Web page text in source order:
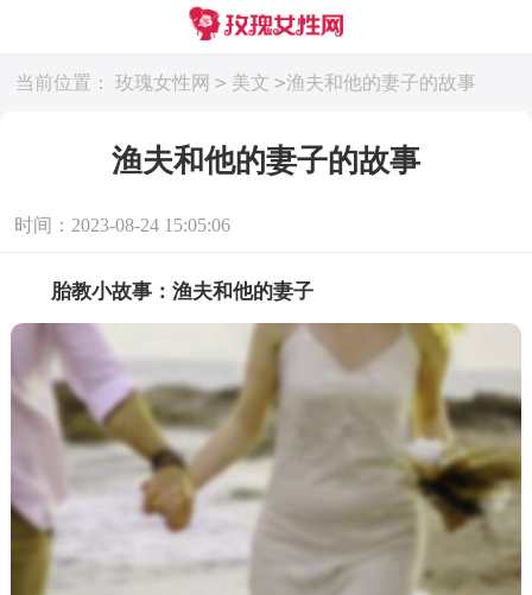
当前位置： 玫瑰女性网 > 美文 >渔夫和他的妻子的故事
渔夫和他的妻子的故事
时间：2023-08-24 15:05:06
胎教小故事：渔夫和他的妻子